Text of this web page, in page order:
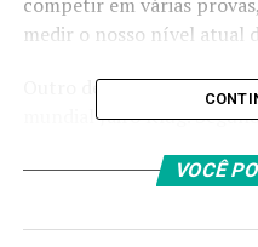
medir o nosso nível atual
Outro destaque brasileiro
mundial Jairo Klug.
para os Jogos de Los
sequência do ano e para
VOCÊ